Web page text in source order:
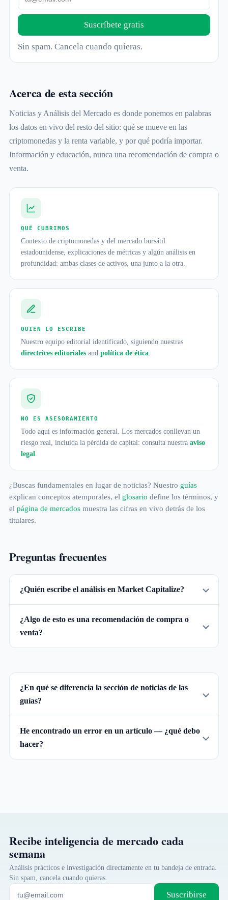
Suscríbete gratis
Sin spam. Cancela cuando quieras.
Acerca de esta sección
Noticias y Análisis del Mercado es donde ponemos en palabras
los datos en vivo del resto del sitio: qué se mueve en las
criptomonedas y la renta variable, y por qué podría importar.
Información y educación, nunca una recomendación de compra o
venta.
QUÉ CUBRIMOS
Contexto de criptomonedas y del mercado bursátil
estadounidense, explicaciones de métricas y algún análisis en
profundidad: ambas clases de activos, una junto a la otra.
QUIÉN LO ESCRIBE
Nuestro equipo editorial identificado, siguiendo nuestras
directrices editorialesand política de ética.
NO ES ASESORAMIENTO
Todo aquí es información general. Los mercados conllevan un
riesgo real, incluida la pérdida de capital: consulta nuestra aviso
legal
¿Buscas fundamentales en lugar de noticias? Nuestro guías
explican conceptos atemporales, el glosario define los términos, y
el página de mercadosmuestra las cifras en vivo detrás de los
titulares.
Preguntas frecuentes
¿Quién escribe el análisis en Market Capitalize?
¿Algo de esto es una recomendación de compra o
venta?
¿En qué se diferencia la sección de noticias de las
guías?
He encontrado un error en un artículo — ¿qué debo
hacer?
Recibe inteligencia de mercado cada
semana
Análisis prácticos e investigación directamente en tu bandeja de entrada.
Sin spam, cancela cuando quieras.
Suscribirse